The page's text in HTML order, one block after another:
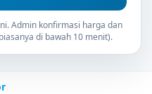
Admin konfirmasi harga dan
di bawah 10 menit).